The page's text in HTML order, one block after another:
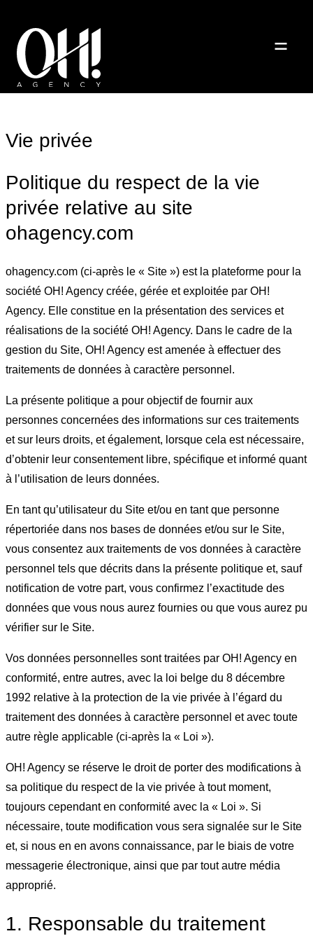
Vie privée
Politique du respect de la vie
privée relative au site
ohagency.com
ohagency.com (ci-après le « Site ») est la plateforme pour la
société OH! Agency créée, gérée et exploitée par OH!
Agency. Elle constitue en la présentation des services et
réalisations de la société OH! Agency. Dans le cadre de la
gestion du Site, OH! Agency est amenée à effectuer des
traitements de données à caractère personnel.
La présente politique a pour objectif de fournir aux
personnes concernées des informations sur ces traitements
et sur leurs droits, et également, lorsque cela est nécessaire,
d’obtenir leur consentement libre, spécifique et informé quant
à l’utilisation de leurs données.
En tant qu’utilisateur du Site et/ou en tant que personne
répertoriée dans nos bases de données et/ou sur le Site,
vous consentez aux traitements de vos données à caractère
personnel tels que décrits dans la présente politique et, sauf
notification de votre part, vous confirmez l’exactitude des
données que vous nous aurez fournies ou que vous aurez pu
vérifier sur le Site.
Vos données personnelles sont traitées par OH! Agency en
conformité, entre autres, avec la loi belge du 8 décembre
1992 relative à la protection de la vie privée à l’égard du
traitement des données à caractère personnel et avec toute
autre règle applicable (ci-après la « Loi »).
OH! Agency se réserve le droit de porter des modifications à
sa politique du respect de la vie privée à tout moment,
toujours cependant en conformité avec la « Loi ». Si
nécessaire, toute modification vous sera signalée sur le Site
et, si nous en en avons connaissance, par le biais de votre
messagerie électronique, ainsi que par tout autre média
approprié.
1. Responsable du traitement